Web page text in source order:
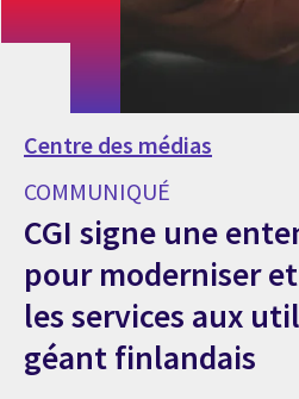
Centre des médias
COMMUNIQUÉ
CGI signe une
pour moderniser
les services aux
géant finlandais